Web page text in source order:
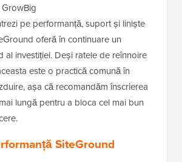
pe performanță, suport și liniște
oferă în continuare un
al investiției. Deși ratele de reînnoire
este o practică comună în
așa că recomandăm înscrierea
lungă pentru a bloca cel mai bun
SiteGround